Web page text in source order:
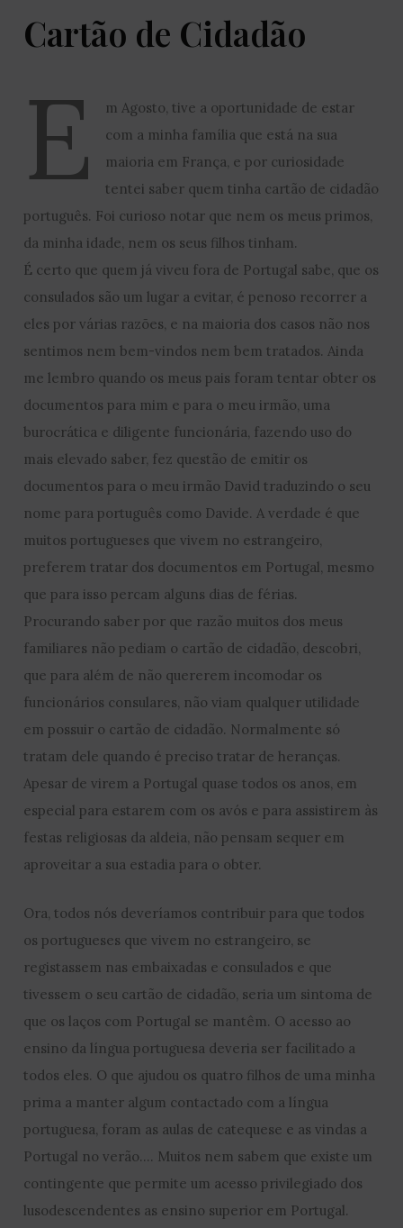
Cartão de Cidadão
E
m Agosto, tive a oportunidade de estar
com a minha família que está na sua
maioria em França, e por curiosidade
tentei saber quem tinha cartão de cidadão
português. Foi curioso notar que nem os meus primos,
da minha idade, nem os seus filhos tinham.
É certo que quem já viveu fora de Portugal sabe, que os
consulados são um lugar a evitar, é penoso recorrer a
eles por várias razões, e na maioria dos casos não nos
sentimos nem bem-vindos nem bem tratados. Ainda
me lembro quando os meus pais foram tentar obter os
documentos para mim e para o meu irmão, uma
burocrática e diligente funcionária, fazendo uso do
mais elevado saber, fez questão de emitir os
documentos para o meu irmão David traduzindo o seu
nome para português como Davide. A verdade é que
muitos portugueses que vivem no estrangeiro,
preferem tratar dos documentos em Portugal, mesmo
que para isso percam alguns dias de férias.
Procurando saber por que razão muitos dos meus
familiares não pediam o cartão de cidadão, descobri,
que para além de não quererem incomodar os
funcionários consulares, não viam qualquer utilidade
em possuir o cartão de cidadão. Normalmente só
tratam dele quando é preciso tratar de heranças.
Apesar de virem a Portugal quase todos os anos, em
especial para estarem com os avós e para assistirem às
festas religiosas da aldeia, não pensam sequer em
aproveitar a sua estadia para o obter.
Ora, todos nós deveríamos contribuir para que todos
os portugueses que vivem no estrangeiro, se
registassem nas embaixadas e consulados e que
tivessem o seu cartão de cidadão, seria um sintoma de
que os laços com Portugal se mantêm. O acesso ao
ensino da língua portuguesa deveria ser facilitado a
todos eles. O que ajudou os quatro filhos de uma minha
prima a manter algum contactado com a língua
portuguesa, foram as aulas de catequese e as vindas a
Portugal no verão…. Muitos nem sabem que existe um
contingente que permite um acesso privilegiado dos
lusodescendentes as ensino superior em Portugal.